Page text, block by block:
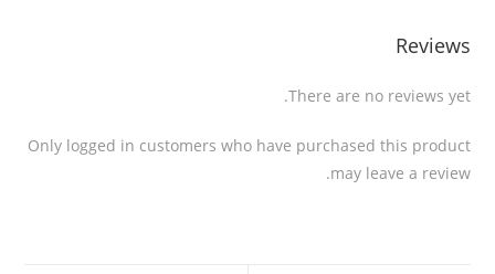
Reviews
There are no reviews yet.
Only logged in customers who have purchased this product
may leave a review.